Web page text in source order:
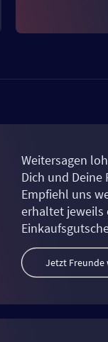
Weitersagen
Dich und Deine
Empfiehl uns
erhaltet jeweils
Jetzt Freunde